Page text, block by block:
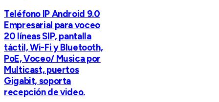
Teléfono IP Android 9.0
Empresarial para voceo
20 líneas SIP, pantalla
táctil, Wi-Fi y Bluetooth,
PoE, Voceo/ Musica por
Multicast, puertos
Gigabit, soporta
recepción de video.